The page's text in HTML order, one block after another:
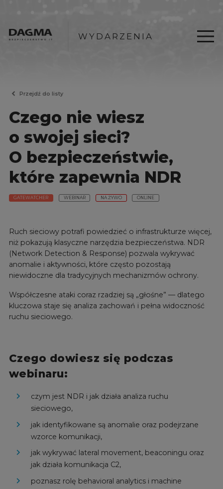
WYDARZENIA
Przejdź do listy
Czego nie wiesz
o swojej sieci?
O bezpieczeństwie,
które zapewnia NDR
GATEWATCHER WEBINAR NA ŻYWO ONLINE
Ruch sieciowy potrafi powiedzieć o infrastrukturze więcej,
niż pokazują klasyczne narzędzia bezpieczeństwa. NDR
(Network Detection & Response) pozwala wykrywać
anomalie i aktywności, które często pozostają
niewidoczne dla tradycyjnych mechanizmów ochrony.
Współczesne ataki coraz rzadziej są „głośne” — dlatego
kluczowa staje się analiza zachowań i pełna widoczność
ruchu sieciowego.
Czego dowiesz się podczas
webinaru:
czym jest NDR i jak działa analiza ruchu
sieciowego,
jak identyfikowane są anomalie oraz podejrzane
wzorce komunikacji,
jak wykrywać lateral movement, beaconingu oraz
jak działa komunikacja C2,
poznasz rolę behavioral analytics i machine